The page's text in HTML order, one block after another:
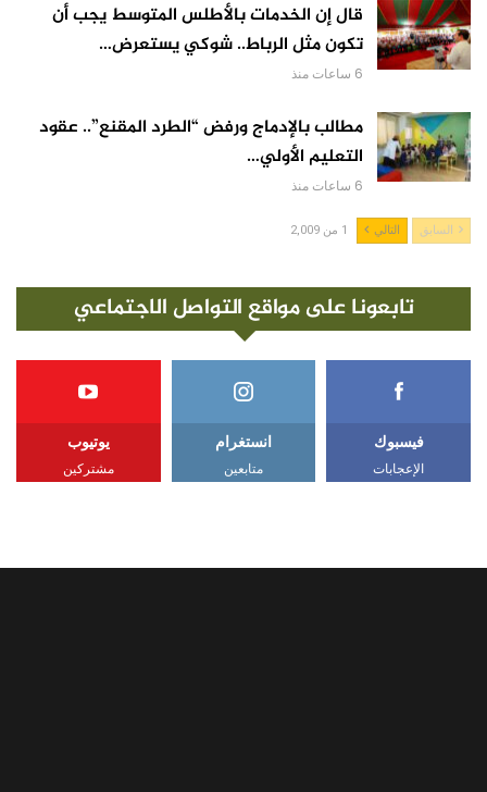
قال إن الخدمات بالأطلس المتوسط يجب أن
تكون مثل الرباط.. شوكي يستعرض…
6 ساعات منذ
مطالب بالإدماج ورفض “الطرد المقنع”.. عقود
التعليم الأولي…
6 ساعات منذ
السابق التالي 1 من 2,009
تابعونا على مواقع التواصل الاجتماعي
فيسبوك
الإعجابات
انستغرام
متابعين
يوتيوب
مشتركين